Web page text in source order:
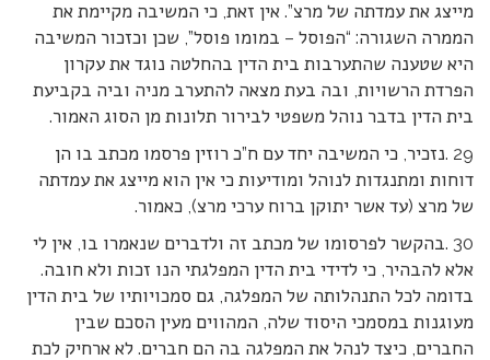
מייצג את עמדתה של מרצ”. אין זאת, כי המשיבה מקיימת את
הממרה השגורה: “הפוסל – במומו פוסל”, שכן וכזכור המשיבה
היא שטענה שהתערבות בית הדין בהחלטה נוגד את עקרון
הפרדת הרשויות, ובה בעת מצאה להתערב מניה וביה בקביעת
בית הדין בדבר נוהל משפטי לבירור תלונות מן הסוג האמור.
29 .נזכיר, כי המשיבה יחד עם ח”כ רוזין פרסמו מכתב בו הן
דוחות ומתנגדות לנוהל ומודיעות כי אין הוא מייצג את עמדתה
של מרצ (עד אשר יתוקן ברוח ערכי מרצ), כאמור.
30 .בהקשר לפרסומו של מכתב זה ולדברים שנאמרו בו, אין לי
אלא להבהיר, כי לדידי בית הדין המפלגתי הנו זכות ולא חובה.
בדומה לכל התנהלותה של המפלגה, גם סמכויותיו של בית הדין
מעוגנות במסמכי היסוד שלה, המהווים מעין הסכם שבין
החברים, כיצד לנהל את המפלגה בה הם חברים. לא ארחיק לכת